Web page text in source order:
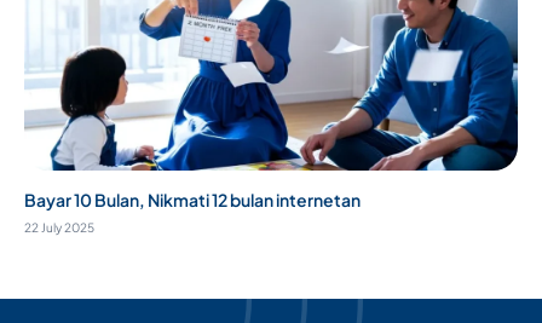
Bayar 10 Bulan, Nikmati 12 bulan internetan
22 July 2025